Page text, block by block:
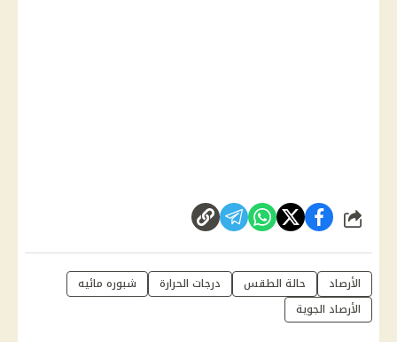
شارك
الأرصاد حالة الطقس درجات الحرارة
شبوره مائيه
الأرصاد الجوية